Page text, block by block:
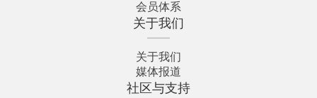
会员体系
关于我们
关于我们
媒体报道
社区与支持